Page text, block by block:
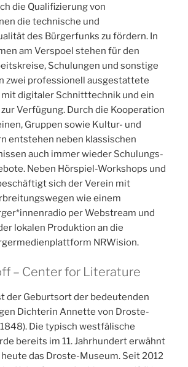
die Qualifizierung von
die technische und
des Bürgerfunks zu fördern. In
am Verspoel stehen für den
Schulungen und sonstige
zwei professionell ausgestattete
digitaler Schnitttechnik und ein
Verfügung. Durch die Kooperation
Gruppen sowie Kultur- und
entstehen neben klassischen
auch immer wieder Schulungs-
Neben Hörspiel-Workshops und
sich der Verein mit
wie einem
per Webstream und
lokalen Produktion an die
NRWision.
– Center for Literature
der Geburtsort der bedeutenden
Dichterin Annette von Droste-
Die typisch westfälische
bereits im 11. Jahrhundert erwähnt
das Droste-Museum. Seit 2012